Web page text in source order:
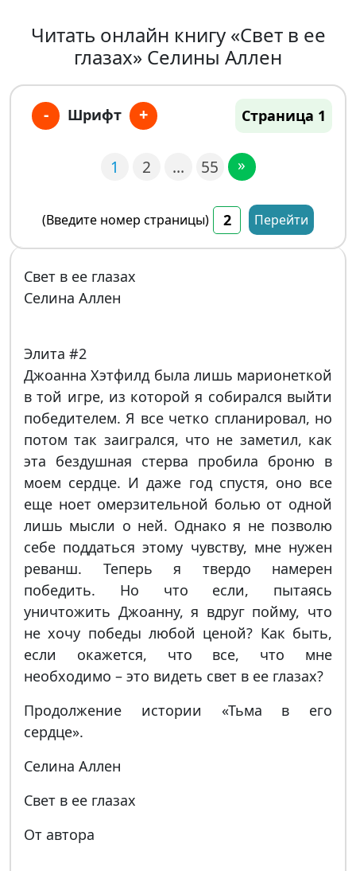
Читать онлайн книгу «Свет в ее
глазах» Селины Аллен
- Шрифт + Страница 1
1 2 … 55 »
(Введите номер страницы) Перейти
Свет в ее глазах
Селина Аллен
Элита #2
Джоанна Хэтфилд была лишь марионеткой
в той игре, из которой я собирался выйти
победителем. Я все четко спланировал, но
потом так заигрался, что не заметил, как
эта бездушная стерва пробила броню в
моем сердце. И даже год спустя, оно все
еще ноет омерзительной болью от одной
лишь мысли о ней. Однако я не позволю
себе поддаться этому чувству, мне нужен
реванш. Теперь я твердо намерен
победить. Но что если, пытаясь
уничтожить Джоанну, я вдруг пойму, что
не хочу победы любой ценой? Как быть,
если окажется, что все, что мне
необходимо – это видеть свет в ее глазах?
Продолжение истории «Тьма в его
сердце».
Селина Аллен
Свет в ее глазах
От автора